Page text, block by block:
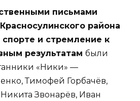
письмами
района
и стремление к
результатам были
«Ники» —
Тимофей Горбачёв,
Звонарёв, Иван